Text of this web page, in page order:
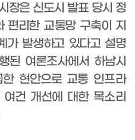
장은 신도시 발표 당시 정
편리한 교통망 구축이 지
가 발생하고 있다고 설명
된 여론조사에서 하남시
현안으로 교통 인프라
건 개선에 대한 목소리